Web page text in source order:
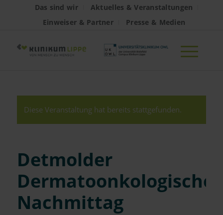
Das sind wir
Aktuelles & Veranstaltungen
Einweiser & Partner
Presse & Medien
Diese Veranstaltung hat bereits stattgefunden.
Detmolder
Dermatoonkologischer
Nachmittag